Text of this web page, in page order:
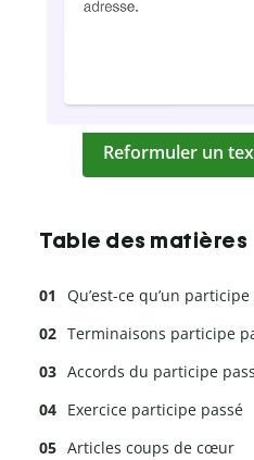
Reformuler un
Table des matières
Qu’est-ce qu’un participe
Terminaisons participe
Accords du participe
Exercice participe passé
Articles coups de cœur